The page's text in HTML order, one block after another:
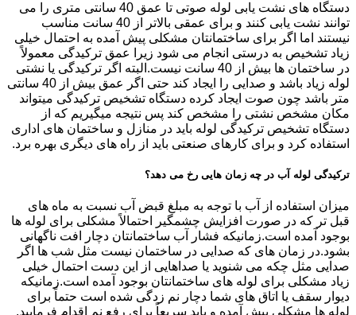
دستگاه های نشت یابی لوله صوتی تا عمق 40 سانتی متری را می
توانند نشت یابی کنند و برای عمقی بالاتر از 40 سانت مناسب
نیستند اما اگر برای ساختمانتان مشکلی پیش آمده به احتمال خیلی
زیاد تشخیص به درستی انجام می شود زیرا عمق ترکیدگی معمولاً
در ساختمان ها بیش از 40 سانت نیست.البته اگر ترکیدگی یا نشتی
لوله زیاد باشد و صدایی را ایجاد کند حتی اگر عمق بیش از 40 سانتی
متر باشد چون صوت ایجاد کرده دستگاه تشخیص ترکیدگی میتواند
مکان مشخص نشتی را مشخص کند پس نتیجه میگیریم که از
دستگاه تشخیص ترکیدگی لوله باید در منازل و ساختمان های اداری
استفاده کرد و برای کارهای صنعتی باید از راه های دیگری بهره برد.
ترکیدگی لوله آب در چه زمان هایی رخ می دهد؟
میزان استفاده از آب با توجه به مبلغ قبض آب نسبت به ماه های
قبل تر که در صورت افزایش چشمگیر احتمالاً مشکلی برای لوله ها
بوجود آمده است.زمانیکه فشار آب ساختمانتان دچار افت ناگهانی
بشود.در زمان های که صدایی در ساختمان نیست مثل شب ها اگر
صدایی مثل چکه می شنوید یا صداهایی از این دست احتمال خیلی
زیاد مشکلی برای لوله های ساختمانتان بوجود آمده است.زمانیکه
دیوار سقف یا اتاق های شما دچار نم زدگی شده است حتماً برای
لوله ها مشکلی پیش آمده و باید سریعاً برای رفع نم اقدام فرمایید.